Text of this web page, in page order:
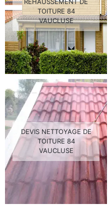
REHAUSSEMENT DE
TOITURE 84
VAUCLUSE
DEVIS NETTOYAGE DE
TOITURE 84
VAUCLUSE